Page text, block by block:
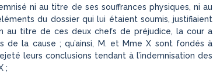
ni au titre de ses souffrances physiques, ni au
du dossier qui lui étaient soumis, justifiaient
titre de ces deux chefs de préjudice, la cour a
la cause ; qu’ainsi, M. et Mme X sont fondés à
leurs conclusions tendant à l’indemnisation des
;